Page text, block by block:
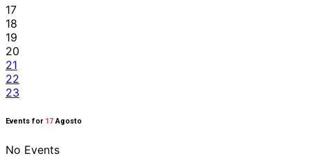
17
18
19
20
21
22
23
Events for 17Agosto
No Events